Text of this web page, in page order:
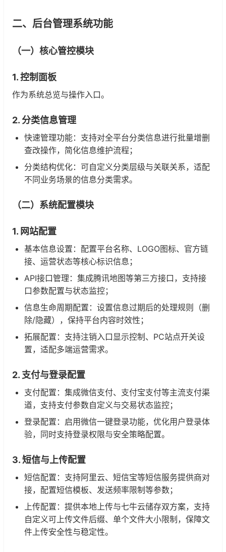
二、后台管理系统功能
（一）核心管控模块
1. 控制面板
作为系统总览与操作入口。
2. 分类信息管理
快速管理功能：支持对全平台分类信息进行批量增删
查改操作，简化信息维护流程；
分类结构优化：可自定义分类层级与关联关系，适配
不同业务场景的信息分类需求。
（二）系统配置模块
1. 网站配置
基本信息设置：配置平台名称、LOGO图标、官方链
接、运营状态等核心标识信息；
API接口管理：集成腾讯地图等第三方接口，支持接
口参数配置与状态监控；
信息生命周期配置：设置信息过期后的处理规则（删
除/隐藏），保持平台内容时效性；
拓展配置：支持注销入口显示控制、PC站点开关设
置，适配多端运营需求。
2. 支付与登录配置
支付配置：集成微信支付、支付宝支付等主流支付渠
道，支持支付参数自定义与交易状态监控；
登录配置：启用微信一键登录功能，优化用户登录体
验，同时支持登录权限与安全策略配置。
3. 短信与上传配置
短信配置：支持阿里云、短信宝等短信服务提供商对
接，配置短信模板、发送频率限制等参数；
上传配置：提供本地上传与七牛云储存双方案，支持
自定义可上传文件后缀、单个文件大小限制，保障文
件上传安全性与稳定性。